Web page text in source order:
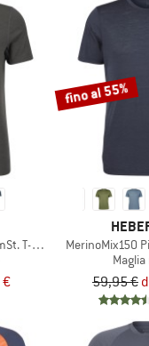
T-Shirt
€
fino al 55%
MerinoMix150
59,95 €